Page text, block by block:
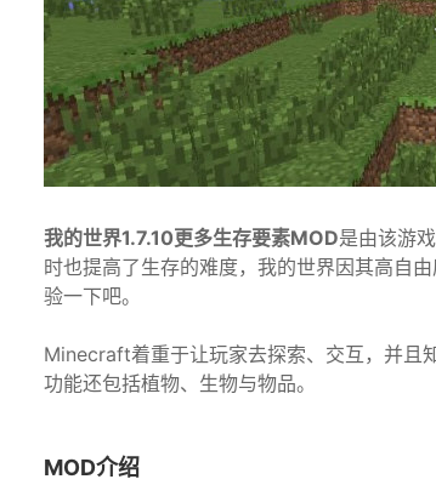
我的世界1.7.10更多生存要素MOD是由该游
时也提高了生存的难度，我的世界因其高自
验一下吧。
Minecraft着重于让玩家去探索、交互，并且
功能还包括植物、生物与物品。
MOD介绍